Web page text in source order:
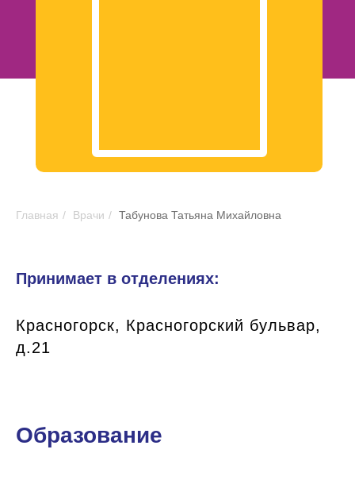
Главная / Врачи / Табунова Татьяна Михайловна
Принимает в отделениях:
Красногорск, Красногорский бульвар,
д.21
Образование